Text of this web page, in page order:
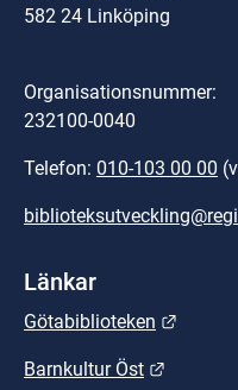
582 24 Linköping
Organisationsnummer:
232100-0040
Telefon: 010-103 00 00
Länkar
Götabiblioteken
Barnkultur Öst